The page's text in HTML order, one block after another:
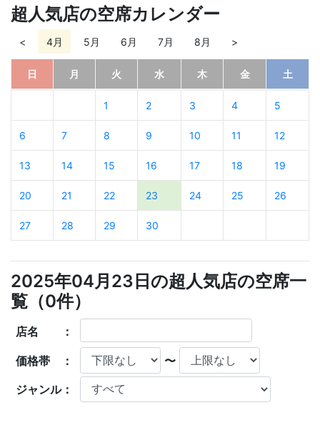
超人気店の空席カレンダー
< 4月 5月 6月 7月 8月 >
日 月 火 水 木 金 土
1 2 3 4 5
6 7 8 9 10 11 12
13 14 15 16 17 18 19
20 21 22 23 24 25 26
27 28 29 30
2025年04月23日の超人気店の空席一
覧（0件）
店名 ：
価格帯 ： 〜
ジャンル：